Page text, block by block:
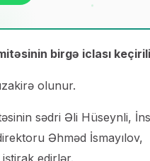
birgə iclası
olunur.
sədri Əli Hüseynli,
Əhməd İsmayılov,
edirlər.